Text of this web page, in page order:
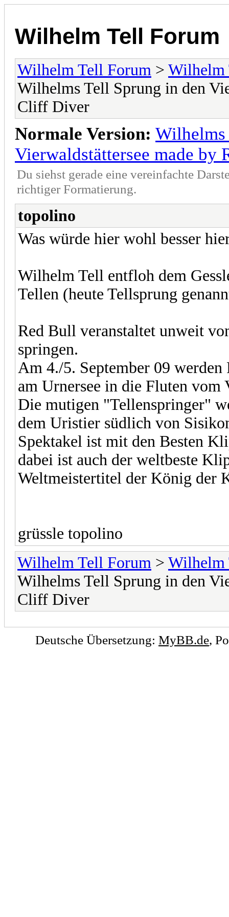
Wilhelm Tell Forum
Wilhelm Tell Forum > Wilhelm
Wilhelms Tell Sprung in den
Cliff Diver
Normale Version: Wilhelms
Vierwaldstättersee made
Du siehst gerade eine vereinfachte
richtiger Formatierung.
topolino
Was würde hier wohl besser
Wilhelm Tell entfloh dem
Tellen (heute Tellsprung
Red Bull veranstaltet unweit
springen.
Am 4./5. September 09
am Urnersee in die Fluten vom
Die mutigen "Tellenspringer"
dem Uristier südlich von
Spektakel ist mit den Besten
dabei ist auch der weltbeste
Weltmeistertitel der König der
grüssle topolino
Wilhelm Tell Forum > Wilhelm
Wilhelms Tell Sprung in den
Cliff Diver
Deutsche Übersetzung: MyBB.de,